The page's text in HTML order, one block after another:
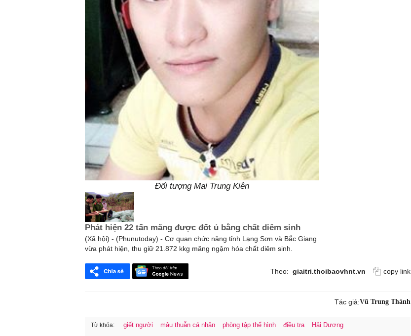
Đối tượng Mai Trung Kiên
Phát hiện 22 tấn măng được đốt ủ bằng chất diêm sinh
(Xã hội) - (Phunutoday) - Cơ quan chức năng tỉnh Lạng Sơn và Bắc Giang
vừa phát hiện, thu giữ 21.872 kkg măng ngậm hóa chất diêm sinh.
Theo: giaitri.thoibaovhnt.vn copy link
Tác giả:Vũ Trung Thành
Từ khóa: giết người mâu thuẫn cá nhân phòng tập thể hình điều tra Hải Dương